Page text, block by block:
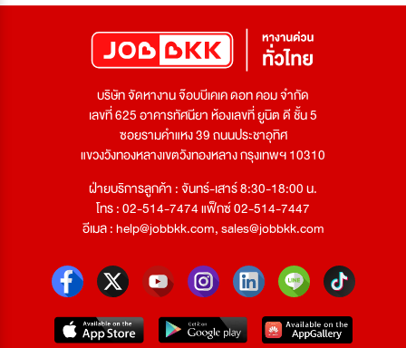
บริษัท จัดหางาน จ๊อบบีเคเค ดอท คอม จำกัด
เลขที่ 625 อาคารทัศนียา ห้องเลขที่ ยูนิต ดี ชั้น 5
ซอยรามคำแหง 39 ถนนประชาอุทิศ
แขวงวังทองหลางเขตวังทองหลาง กรุงเทพฯ 10310
ฝ่ายบริการลูกค้า : จันทร์-เสาร์ 8:30-18:00 น.
โทร : 02-514-7474 แฟ็กซ์ 02-514-7447
อีเมล :help@jobbkk.com,sales@jobbkk.com